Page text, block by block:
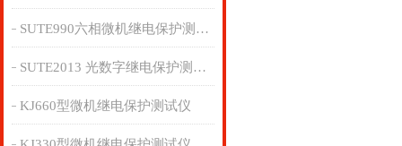
SUTE990六相微机继电保护测试管理系统
SUTE2013 光数字继电保护测试仪
KJ660型微机继电保护测试仪